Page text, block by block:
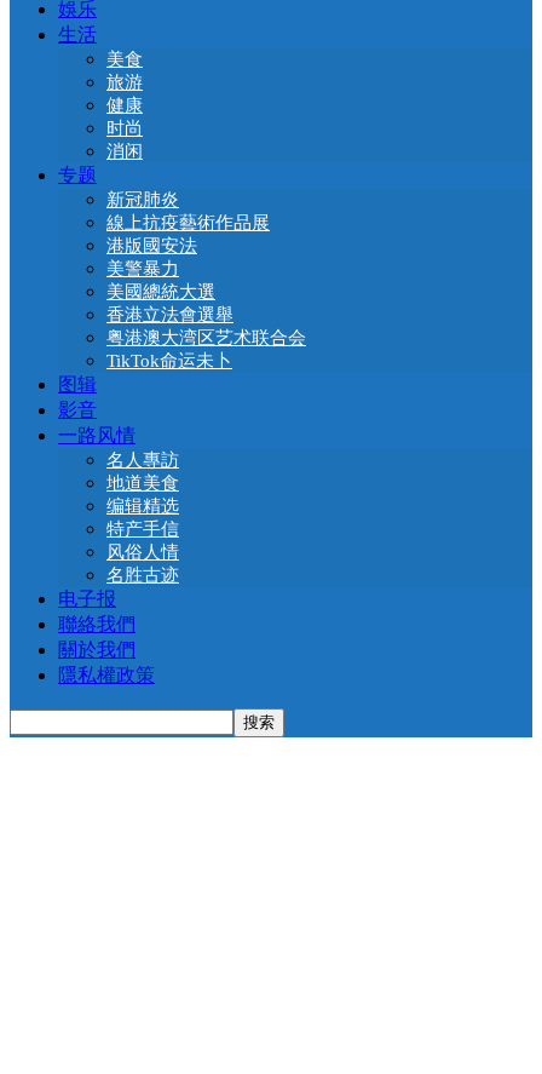
娛乐
生活
美食
旅游
健康
时尚
消闲
专题
新冠肺炎
線上抗疫藝術作品展
港版國安法
美警暴力
美國總統大選
香港立法會選舉
粤港澳大湾区艺术联合会
TikTok命运未卜
图辑
影音
一路风情
名人專訪
地道美食
编辑精选
特产手信
风俗人情
名胜古迹
电子报
聯絡我們
關於我們
隱私權政策